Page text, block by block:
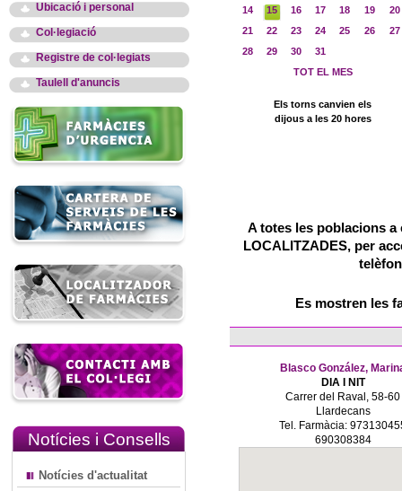
Ubicació i personal
Col·legiació
Registre de col·legiats
Taulell d'anuncis
Notícies i Consells
Notícies d'actualitat
14
15 16 17 18 19
20
21
22 23 24 25 26
27
28
29 30
31
TOT EL MES
Els torns canvien els
dijous a les 20 hores
A totes les poblacions a
LOCALITZADES, per
Es mostren les
Blasco González,
DIA I NIT
Carrer del Raval, 58-60
Llardecans
Tel. Farmàcia:
690308384